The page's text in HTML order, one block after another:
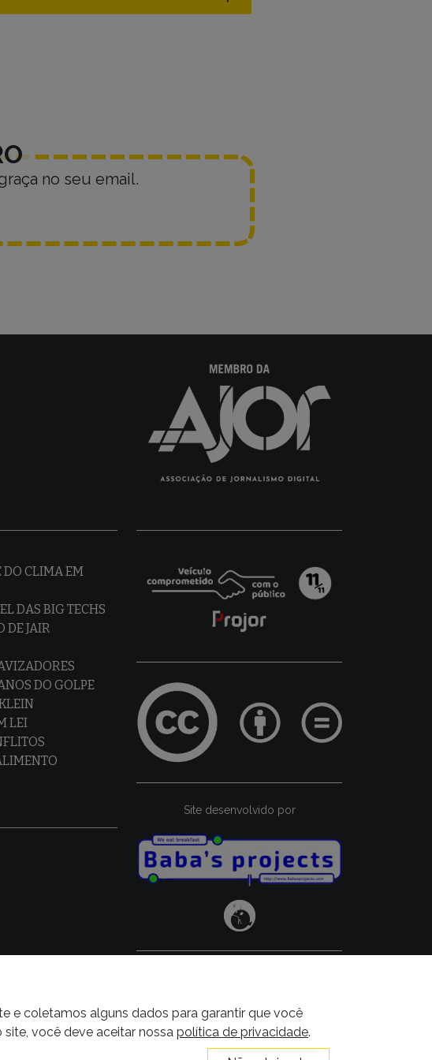
no seu email.
DO CLIMA EM
DAS BIG TECHS
DE JAIR
DO GOLPE
LEI
Site desenvolvido por
e coletamos alguns dados para garantir que você
você deve aceitar nossa política de privacidade.